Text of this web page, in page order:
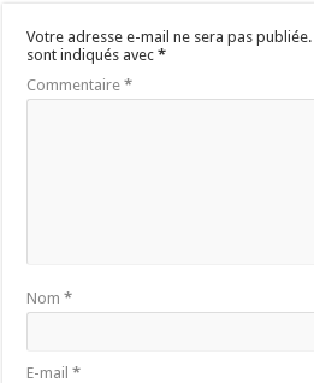
Votre adresse e-mail ne sera pas publiée.
sont indiqués avec*
Commentaire*
Nom*
E-mail*